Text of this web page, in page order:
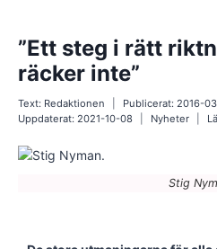
”Ett steg i rätt
räcker inte”
Text: Redaktionen Publicerat: 2016-
Uppdaterat: 2021-10-08 Nyheter
Stig